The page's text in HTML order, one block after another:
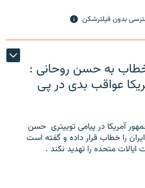
بدون فیلترشکن
خطاب به حسن روحانی :
عواقب بدی در پی
آمریکا در پیامی توییتری ‌ حسن
را خطاب قرار داده و گفته است
متحده را تهدید نکند .